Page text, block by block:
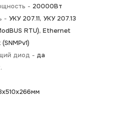
- 20000Вт
- УКУ 207.11, УКУ 207.13
RTU), Ethernet
диод - да